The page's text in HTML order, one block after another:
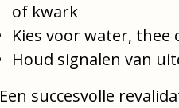
of kwark
Kies voor water,
Houd signalen van
Een succesvolle